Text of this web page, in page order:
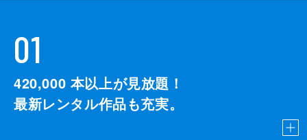
01
420,000 本以上が見放題！
最新レンタル作品も充実。